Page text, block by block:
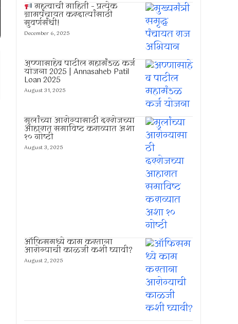
महत्वाची माहिती – प्रत्येक
ग्रामपंचायत करदात्यांसाठी
सुवर्णसंधी!
December 6, 2025
अण्णासाहेब पाटील महामंडळ कर्ज
योजना 2025 | Annasaheb Patil
Loan 2025
August 31, 2025
मुलांच्या आरोग्यासाठी दररोजच्या
आहारात समाविष्ट कराव्यात अशा
१० गोष्टी
August 3, 2025
ऑफिसमध्ये काम करताना
आरोग्याची काळजी कशी घ्यावी?
August 2, 2025